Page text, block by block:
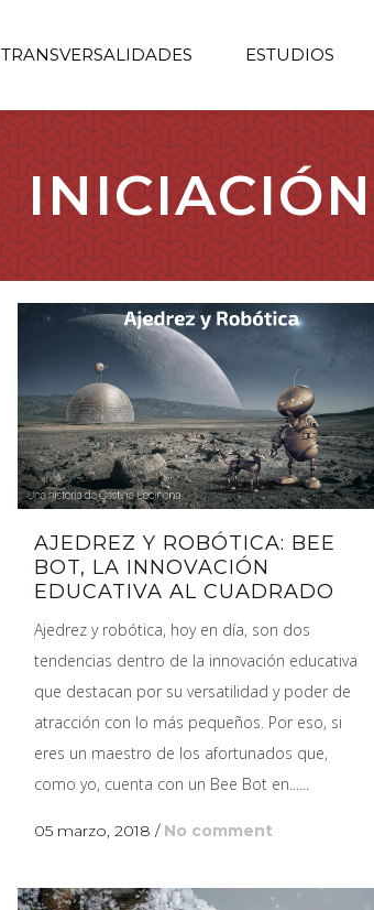
TRANSVERSALIDADES ESTUDIOS
INICIACIÓN
AJEDREZ Y ROBÓTICA: BEE
BOT, LA INNOVACIÓN
EDUCATIVA AL CUADRADO
Ajedrez y robótica, hoy en día, son dos
tendencias dentro de la innovación educativa
que destacan por su versatilidad y poder de
atracción con lo más pequeños. Por eso, si
eres un maestro de los afortunados que,
como yo, cuenta con un Bee Bot en......
05 marzo, 2018 / No comment